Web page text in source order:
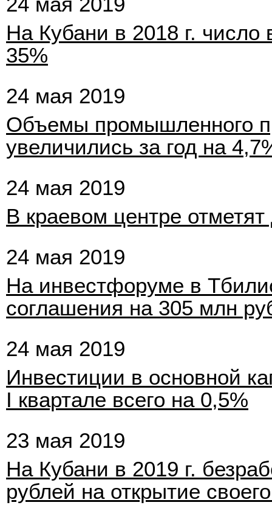
На Кубани в 2018 г. число
35%
24 мая 2019
Объемы промышленного
увеличились за год на
24 мая 2019
В краевом центре
24 мая 2019
На инвестфоруме в
соглашения на 305 млн
24 мая 2019
Инвестиции в основной
I квартале всего на 0,5%
23 мая 2019
На Кубани в 2019 г.
рублей на открытие